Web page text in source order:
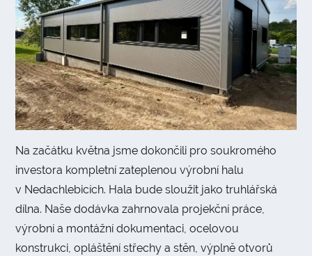
Na začátku května jsme dokončili pro soukromého
investora kompletní zateplenou výrobní halu
v Nedachlebicích. Hala bude sloužit jako truhlářská
dílna. Naše dodávka zahrnovala projekční práce,
výrobní a montážní dokumentaci, ocelovou
konstrukci, opláštění střechy a stěn, výplně otvorů